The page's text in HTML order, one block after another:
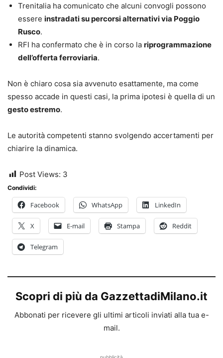
Trenitalia ha comunicato che alcuni convogli possono
essere instradati su percorsi alternativi via Poggio
Rusco.
RFI ha confermato che è in corso la riprogrammazione
dell’offerta ferroviaria.
Non è chiaro cosa sia avvenuto esattamente, ma come
spesso accade in questi casi, la prima ipotesi è quella di un
gesto estremo.
Le autorità competenti stanno svolgendo accertamenti per
chiarire la dinamica.
Post Views: 3
Condividi:
Facebook WhatsApp LinkedIn
X E-mail Stampa Reddit
Telegram
Scopri di più da GazzettadiMilano.it
Abbonati per ricevere gli ultimi articoli inviati alla tua e-
mail.